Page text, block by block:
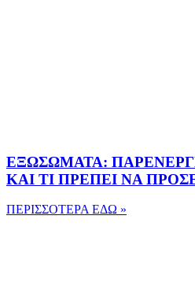
ΕΞΩΣΩΜΑΤΑ:
ΚΑΙ ΤΙ ΠΡΕΠΕΙ ΝΑ
ΠΕΡΙΣΣΟΤΕΡΑ ΕΔΩ »